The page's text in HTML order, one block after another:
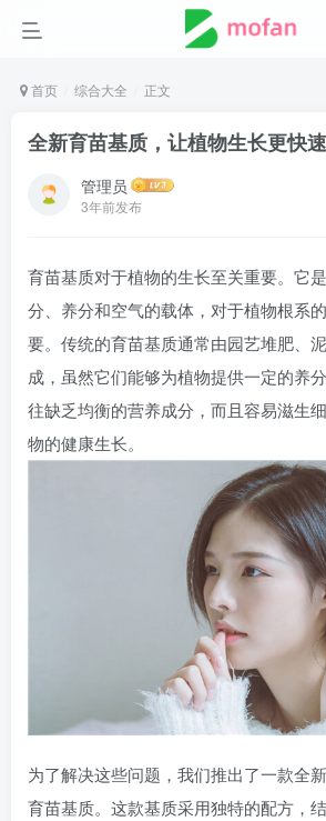
首页 综合大全 正文
全新育苗基质，让植物生长更快
管理员
3年前发布
育苗基质对于植物的生长至关重要。它
分、养分和空气的载体，对于植物根系
要。传统的育苗基质通常由园艺堆肥、
成，虽然它们能够为植物提供一定的养
往缺乏均衡的营养成分，而且容易滋生
物的健康生长。
为了解决这些问题，我们推出了一款
育苗基质。这款基质采用独特的配方，